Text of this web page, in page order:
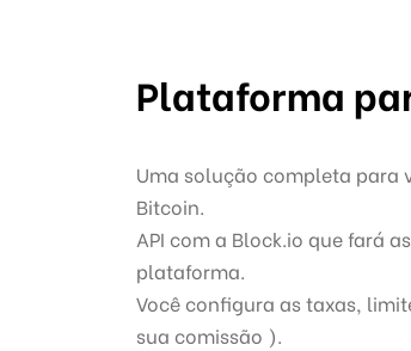
Plataforma
Uma solução completa para
Bitcoin.
API com a Block.io que fará
plataforma.
Você configura as taxas,
sua comissão ).